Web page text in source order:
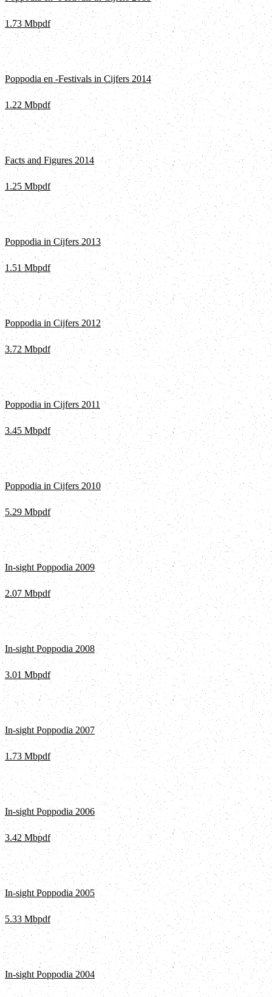
1.73 Mbpdf
Poppodia en -Festivals in Cijfers 2014
1.22 Mbpdf
Facts and Figures 2014
1.25 Mbpdf
Poppodia in Cijfers 2013
1.51 Mbpdf
Poppodia in Cijfers 2012
3.72 Mbpdf
Poppodia in Cijfers 2011
3.45 Mbpdf
Poppodia in Cijfers 2010
5.29 Mbpdf
In-sight Poppodia 2009
2.07 Mbpdf
In-sight Poppodia 2008
3.01 Mbpdf
In-sight Poppodia 2007
1.73 Mbpdf
In-sight Poppodia 2006
3.42 Mbpdf
In-sight Poppodia 2005
5.33 Mbpdf
In-sight Poppodia 2004